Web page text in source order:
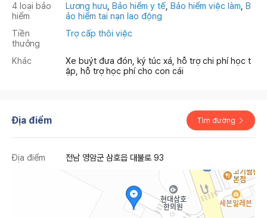
4 loại bảo
hiểm
Lương hưu Bảo hiểm y tế Bảo hiểm việc làm B
ảo hiểm tai nạn lao động
Tiền
thưởng
Trợ cấp thôi việc
Khác
Xe buýt đưa đón, ký túc xá, hỗ trợ chi phí học t
ập, hỗ trợ học phí cho con cái
Địa điểm Tìm đường
Địa điểm 전남 영암군 삼호읍 대불로 93